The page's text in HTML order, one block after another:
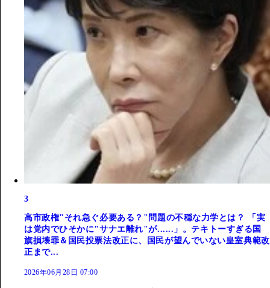
3
高市政権"それ急ぐ必要ある？"問題の不穏な力学とは？ 「実
は党内でひそかに"サナエ離れ"が......」。テキトーすぎる国
旗損壊罪＆国民投票法改正に、国民が望んでいない皇室典範改
正まで...
2026年06月28日 07:00